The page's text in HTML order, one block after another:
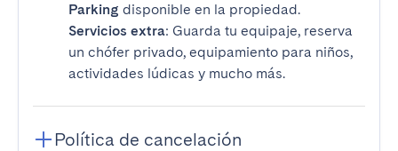
Parking disponible en la propiedad.
Servicios extra: Guarda tu equipaje, reserva
un chófer privado, equipamiento para niños,
actividades lúdicas y mucho más.
Política de cancelación